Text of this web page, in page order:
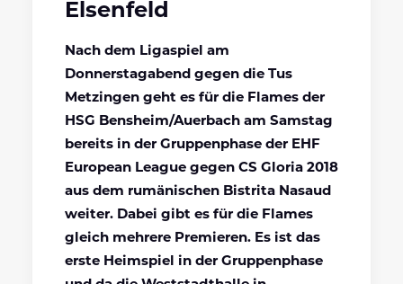
Elsenfeld
Nach dem Ligaspiel am
Donnerstagabend gegen die Tus
Metzingen geht es für die Flames der
HSG Bensheim/Auerbach am Samstag
bereits in der Gruppenphase der EHF
European League gegen CS Gloria 2018
aus dem rumänischen Bistrita Nasaud
weiter. Dabei gibt es für die Flames
gleich mehrere Premieren. Es ist das
erste Heimspiel in der Gruppenphase